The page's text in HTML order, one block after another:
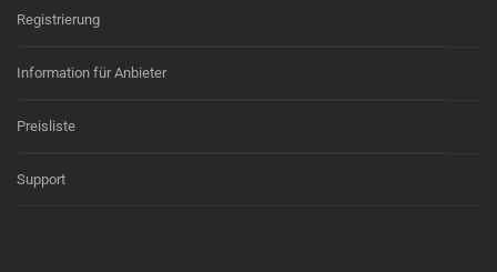
Registrierung
Information für Anbieter
Preisliste
Support